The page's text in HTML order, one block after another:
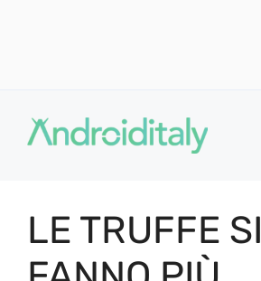
contenuto
LE TRUFFE SI